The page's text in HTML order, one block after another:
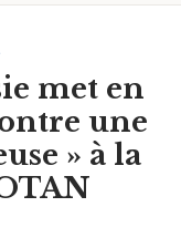
met en
une
» à la